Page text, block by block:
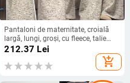
Pantaloni de maternitate, croială
largă, lungi, groși, cu fleece, talie
înaltă
212.37 Lei
add_shopping_cart